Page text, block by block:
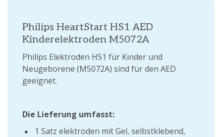
Philips HeartStart HS1 AED
Kinderelektroden M5072A
Philips Elektroden HS1 für Kinder und
Neugeborene (M5072A) sind für den AED
geeignet.
Die Lieferung umfasst:
1 Satz elektroden mit Gel, selbstklebend,